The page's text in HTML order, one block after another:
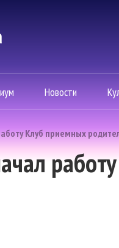
Новости
Клуб приемных